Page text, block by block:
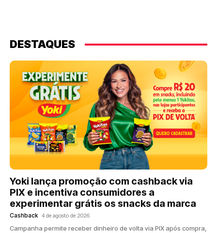
DESTAQUES
Yoki lança promoção com cashback via
PIX e incentiva consumidores a
experimentar grátis os snacks da marca
Cashback 4 de agosto de 2026
Campanha permite receber dinheiro de volta via PIX após compra,